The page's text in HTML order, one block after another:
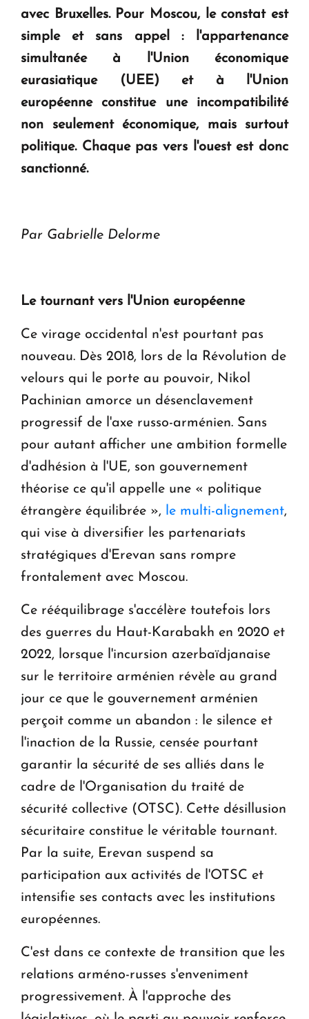
avec Bruxelles. Pour Moscou, le constat est
simple et sans appel : l'appartenance
simultanée à l'Union économique
eurasiatique (UEE) et à l'Union
européenne constitue une incompatibilité
non seulement économique, mais surtout
politique. Chaque pas vers l'ouest est donc
sanctionné.
Par Gabrielle Delorme
Le tournant vers l'Union européenne
Ce virage occidental n'est pourtant pas
nouveau. Dès 2018, lors de la Révolution de
velours qui le porte au pouvoir, Nikol
Pachinian amorce un désenclavement
progressif de l'axe russo-arménien. Sans
pour autant afficher une ambition formelle
d'adhésion à l'UE, son gouvernement
théorise ce qu'il appelle une « politique
étrangère équilibrée », le multi-alignement,
qui vise à diversifier les partenariats
stratégiques d'Erevan sans rompre
frontalement avec Moscou.
Ce rééquilibrage s'accélère toutefois lors
des guerres du Haut-Karabakh en 2020 et
2022, lorsque l'incursion azerbaïdjanaise
sur le territoire arménien révèle au grand
jour ce que le gouvernement arménien
perçoit comme un abandon : le silence et
l'inaction de la Russie, censée pourtant
garantir la sécurité de ses alliés dans le
cadre de l'Organisation du traité de
sécurité collective (OTSC). Cette désillusion
sécuritaire constitue le véritable tournant.
Par la suite, Erevan suspend sa
participation aux activités de l'OTSC et
intensifie ses contacts avec les institutions
européennes.
C'est dans ce contexte de transition que les
relations arméno-russes s'enveniment
progressivement. À l'approche des